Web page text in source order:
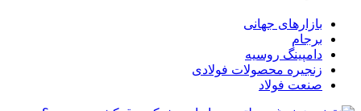
بازارهای جهانی
برجام
دامپینگ روسیه
زنجیره محصولات فولادی
صنعت فولاد